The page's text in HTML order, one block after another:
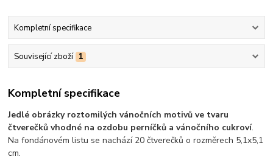
Kompletní specifikace
Související zboží 1
Kompletní specifikace
Jedlé obrázky roztomilých vánočních motivů ve tvaru
čtverečků vhodné na ozdobu perníčků a vánočního cukroví.
Na fondánovém listu se nachází 20 čtverečků o rozměrech 5,1x5,1
cm.